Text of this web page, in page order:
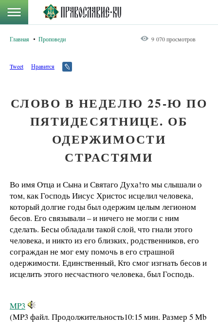
Главная Проповеди 9 070 просмотров
Tweet Нравится
СЛОВО В НЕДЕЛЮ 25-Ю ПО
ПЯТИДЕСЯТНИЦЕ. ОБ
ОДЕРЖИМОСТИ
СТРАСТЯМИ
Во имя Отца и Сына и Святаго Духа!то мы слышали о
том, как Господь Иисус Христос исцелил человека,
который долгие годы был одержим целым легионом
бесов. Его связывали – и ничего не могли с ним
сделать. Бесы обладали такой слой, что гнали этого
человека, и никто из его близких, родственников, его
сограждан не мог ему помочь в его страшной
одержимости. Единственный, Кто смог изгнать бесов и
исцелить этого несчастного человека, был Господь.
MP3
(MP3 файл. Продолжительность10:15 мин. Размер 5 Mb